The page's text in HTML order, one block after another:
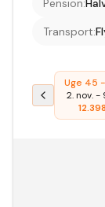
Pension:
Transport:
Uge 45
2. nov.-
12.398